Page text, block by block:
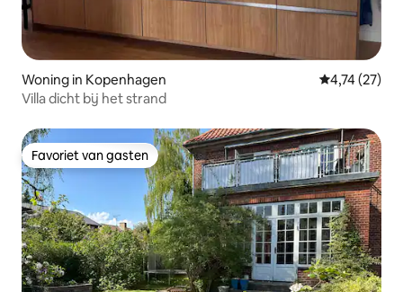
Woning in Kopenhagen Gemiddelde
4,74 (27)
Villa dicht bij het strand
Favoriet van gasten
Favoriet van gasten